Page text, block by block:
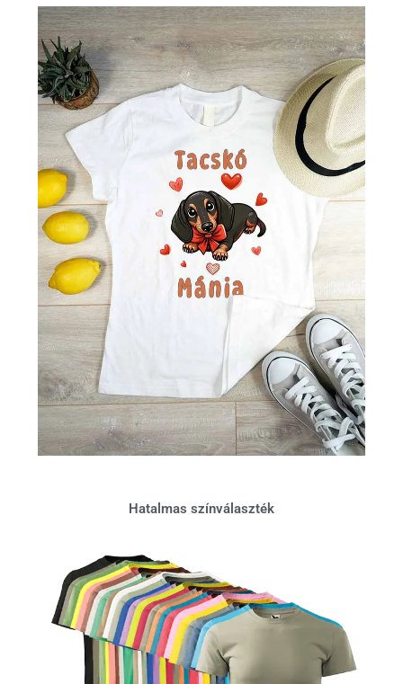
Hatalmas színválaszték